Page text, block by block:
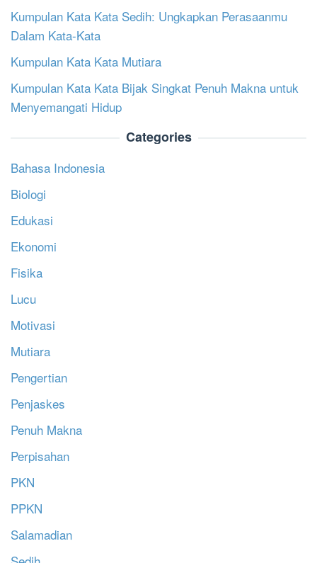
Kumpulan Kata Kata Sedih: Ungkapkan Perasaanmu
Dalam Kata-Kata
Kumpulan Kata Kata Mutiara
Kumpulan Kata Kata Bijak Singkat Penuh Makna untuk
Menyemangati Hidup
Categories
Bahasa Indonesia
Biologi
Edukasi
Ekonomi
Fisika
Lucu
Motivasi
Mutiara
Pengertian
Penjaskes
Penuh Makna
Perpisahan
PKN
PPKN
Salamadian